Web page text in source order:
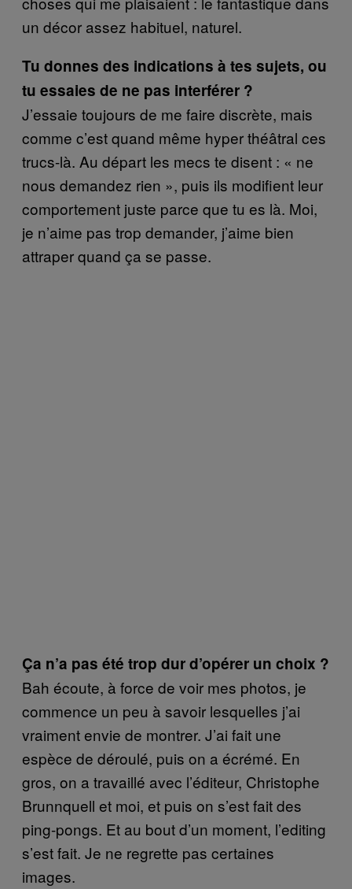
un décor assez habituel, naturel.
Tu donnes des indications à tes sujets, ou
tu essaies de ne pas interférer ?
J’essaie toujours de me faire discrète, mais
comme c’est quand même hyper théâtral ces
trucs-là. Au départ les mecs te disent : « ne
nous demandez rien », puis ils modifient leur
comportement juste parce que tu es là. Moi,
je n’aime pas trop demander, j’aime bien
attraper quand ça se passe.
Ça n’a pas été trop dur d’opérer un choix ?
Bah écoute, à force de voir mes photos, je
commence un peu à savoir lesquelles j’ai
vraiment envie de montrer. J’ai fait une
espèce de déroulé, puis on a écrémé. En
gros, on a travaillé avec l’éditeur, Christophe
Brunnquell et moi, et puis on s’est fait des
ping-pongs. Et au bout d’un moment, l’editing
s’est fait. Je ne regrette pas certaines
images.